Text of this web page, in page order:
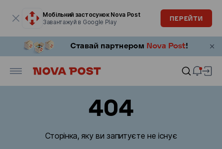
Мобільний застосунок Nova Post
Завантажуй в Google Play
ПЕРЕЙТИ
404
Сторінка, яку ви запитуєте не існує